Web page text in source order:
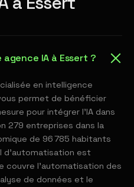
IA à Essert ?
en intelligence
permet de bénéficier
pour intégrer l'IA dans
279 entreprises dans la
de 96 785 habitants
d'automatisation est
couvre l'automatisation des
de données et le